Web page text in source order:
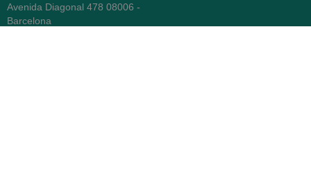
Avenida Diagonal 478 08006 -
Barcelona